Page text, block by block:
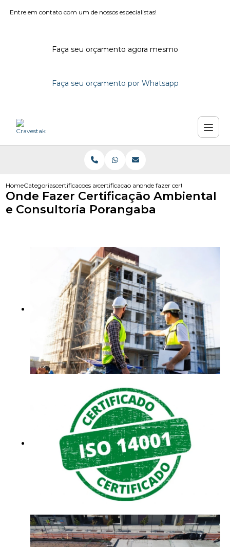
Entre em contato com um de nossos especialistas!
Faça seu orçamento agora mesmo
Faça seu orçamento por Whatsapp
HomeCategoriascertificacoes ambientaiscertificacao ambiental iso 14001
onde fazer certificacao
Onde Fazer Certificação Ambiental
e Consultoria Porangaba